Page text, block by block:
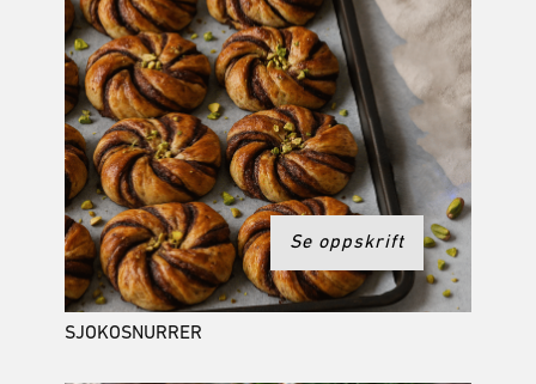
SJOKOSNURRER
Se oppskrift